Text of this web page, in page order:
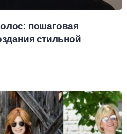
пошаговая
стильной